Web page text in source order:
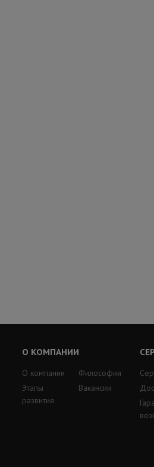
О КОМПАНИИ
О компании
Этапы
развития
Философия
Вакансии